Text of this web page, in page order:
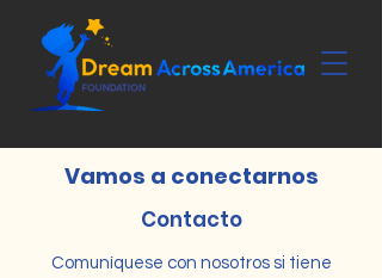
Vamos a conectarnos
Contacto
Comuníquese con nosotros si tiene